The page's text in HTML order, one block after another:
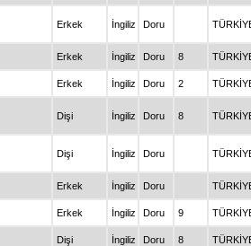
Erkek İngiliz Doru
Erkek İngiliz Doru 8
Erkek İngiliz Doru 2
Dişi İngiliz Doru 8
Dişi İngiliz Doru
Erkek İngiliz Doru
Erkek İngiliz Doru 9
Dişi İngiliz Doru 8